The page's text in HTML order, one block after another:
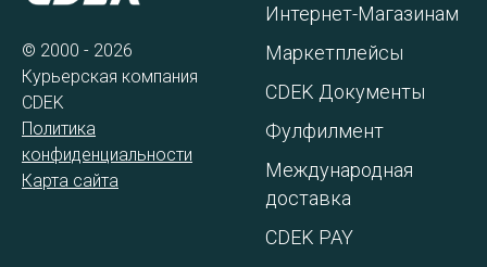
© 2000 - 2026
Курьерская компания
CDEK
Политика
конфиденциальности
Карта сайта
Интернет-Магазинам
Маркетплейсы
CDEK Документы
Фулфилмент
Международная
доставка
CDEK PAY